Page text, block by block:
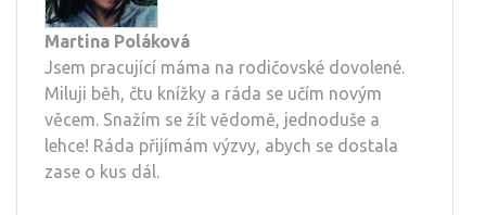
Martina Poláková
Jsem pracující máma na rodičovské dovolené.
Miluji běh, čtu knížky a ráda se učím novým
věcem. Snažím se žít vědomě, jednoduše a
lehce! Ráda přijímám výzvy, abych se dostala
zase o kus dál.